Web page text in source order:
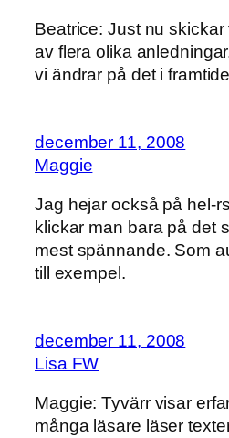
Beatrice: Just nu
av flera olika
vi ändrar på det i
december 11, 2008
Maggie
Jag hejar också på hel-
klickar man bara på det
mest spännande. Som
till exempel.
december 11, 2008
Lisa FW
Maggie: Tyvärr visar
många läsare läser